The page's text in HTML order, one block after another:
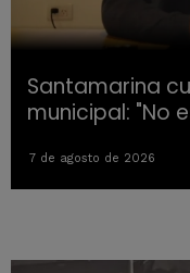
Santamarina
municipal: "No
7 de agosto de 2026